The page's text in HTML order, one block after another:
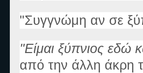
"Συγγνώμη αν σε
"Είμαι ξύπνιος εδώ
από την άλλη άκρη